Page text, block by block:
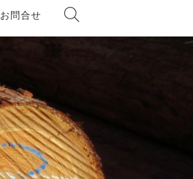
お問合せ